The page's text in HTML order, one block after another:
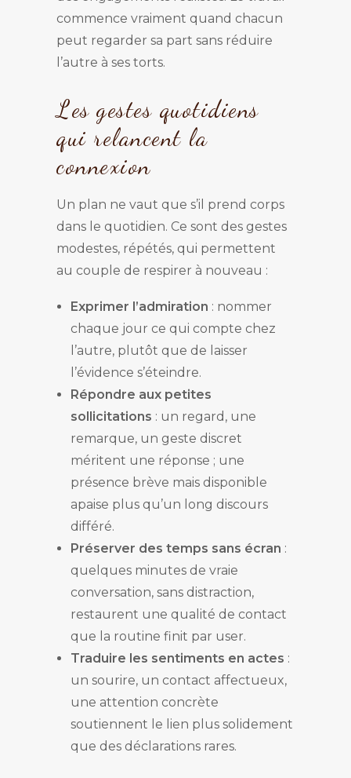
commence vraiment quand chacun
peut regarder sa part sans réduire
l’autre à ses torts.
Les gestes quotidiens
qui relancent la
connexion
Un plan ne vaut que s’il prend corps
dans le quotidien. Ce sont des gestes
modestes, répétés, qui permettent
au couple de respirer à nouveau :
Exprimer l’admiration : nommer
chaque jour ce qui compte chez
l’autre, plutôt que de laisser
l’évidence s’éteindre.
Répondre aux petites
sollicitations : un regard, une
remarque, un geste discret
méritent une réponse ; une
présence brève mais disponible
apaise plus qu’un long discours
différé.
Préserver des temps sans écran :
quelques minutes de vraie
conversation, sans distraction,
restaurent une qualité de contact
que la routine finit par user.
Traduire les sentiments en actes :
un sourire, un contact affectueux,
une attention concrète
soutiennent le lien plus solidement
que des déclarations rares.